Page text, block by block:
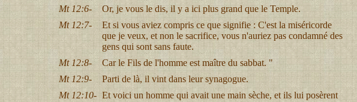
Mt 12:6-
Or, je vous le dis, il y a ici plus grand que le Temple.
Mt 12:7-
Et si vous aviez compris ce que signifie : C'est la miséricorde
que je veux, et non le sacrifice, vous n'auriez pas condamné des
gens qui sont sans faute.
Mt 12:8-
Car le Fils de l'homme est maître du sabbat. "
Mt 12:9-
Parti de là, il vint dans leur synagogue.
Mt 12:10- Et voici un homme qui avait une main sèche, et ils lui posèrent